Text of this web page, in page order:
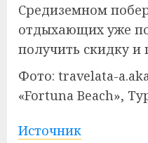
Средиземном
отдыхающих уже
получить скидку и
Фото: travelata-
«Fortuna Beach»,
Источник